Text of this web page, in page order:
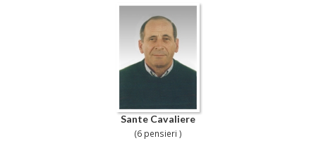
Sante Cavaliere
(6 pensieri )